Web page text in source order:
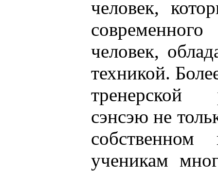
человек,
современного
человек,
техникой.
тренерской
сэнсэю не
собственном
ученикам